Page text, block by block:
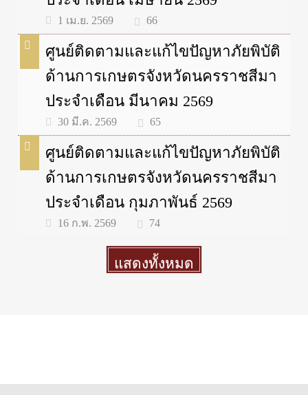
1 เม.ย. 2569 66
ศูนย์ติดตามและแก้ไขปัญหาภัยพิบัติ
ด้านการเกษตรจังหวัดนครราชสีมา
ประจำเดือน มีนาคม 2569
30 มี.ค. 2569 65
ศูนย์ติดตามและแก้ไขปัญหาภัยพิบัติ
ด้านการเกษตรจังหวัดนครราชสีมา
ประจำเดือน กุมภาพันธ์ 2569
16 ก.พ. 2569 74
แสดงทั้งหมด